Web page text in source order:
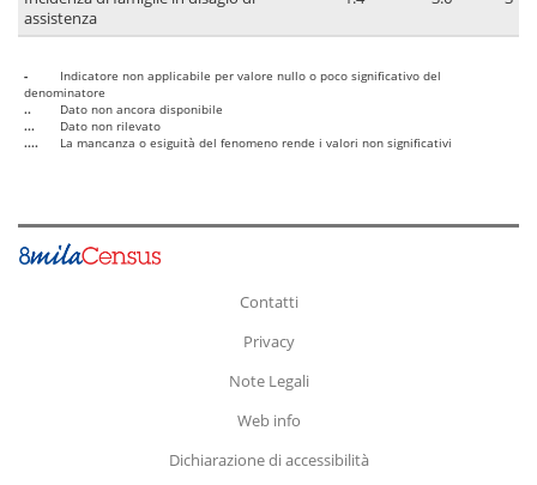
assistenza
-
Indicatore non applicabile per valore nullo o poco significativo del
denominatore
..
Dato non ancora disponibile
...
Dato non rilevato
....
La mancanza o esiguità del fenomeno rende i valori non significativi
Contatti
Privacy
Note Legali
Web info
Dichiarazione di accessibilità